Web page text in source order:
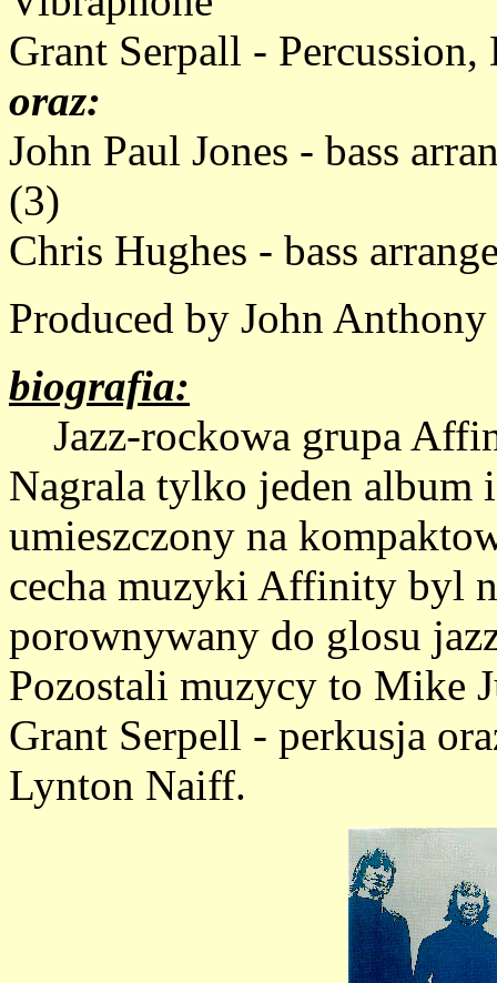
Grant Serpall - Percussion,
oraz:
John Paul Jones - bass
(3)
Chris Hughes - bass
Produced by John Anthony
biografia:
Jazz-rockowa grupa
Nagrala tylko jeden album
umieszczony na
cecha muzyki Affinity byl
porownywany do glosu
Pozostali muzycy to Mike
Grant Serpell - perkusja
Lynton Naiff.